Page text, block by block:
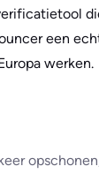
een
werken.